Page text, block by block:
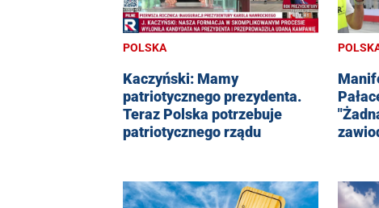
POLSKA
Kaczyński: Mamy
patriotycznego prezydenta.
Teraz Polska potrzebuje
patriotycznego rządu